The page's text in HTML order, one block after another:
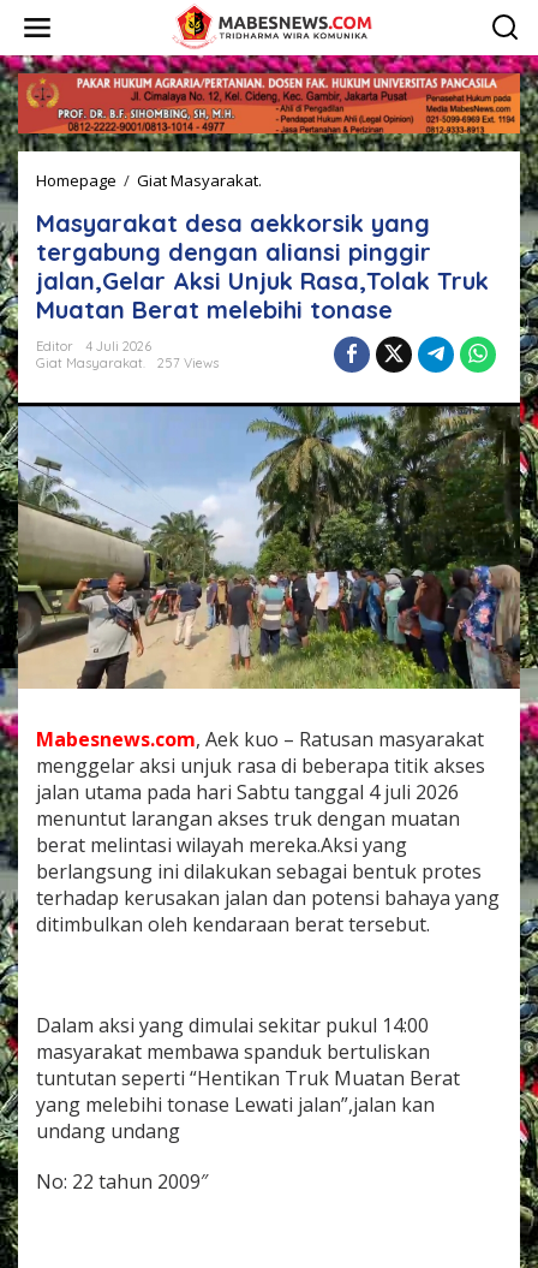
w
a
t
i
k
e
k
o
n
t
e
n
Homepage / Giat Masyarakat.
s
y
a
r
a
e
s
a
a
e
k
k
o
r
s
i
k
y
g
t
e
g
a
b
u
n
g
g
a
a
l
Masyarakat desa aekkorsik yang
tergabung dengan aliansi pinggir
jalan,Gelar Aksi Unjuk Rasa,Tolak Truk
Muatan Berat melebihi tonase
Editor
4 Juli 2026
Giat Masyarakat.
257 Views
Mabesnews.com, Aek kuo – Ratusan masyarakat
menggelar aksi unjuk rasa di beberapa titik akses
jalan utama pada hari Sabtu tanggal 4 juli 2026
menuntut larangan akses truk dengan muatan
berat melintasi wilayah mereka.Aksi yang
berlangsung ini dilakukan sebagai bentuk protes
terhadap kerusakan jalan dan potensi bahaya yang
ditimbulkan oleh kendaraan berat tersebut.
Dalam aksi yang dimulai sekitar pukul 14:00
masyarakat membawa spanduk bertuliskan
tuntutan seperti “Hentikan Truk Muatan Berat
yang melebihi tonase Lewati jalan”,jalan kan
undang undang
No: 22 tahun 2009″